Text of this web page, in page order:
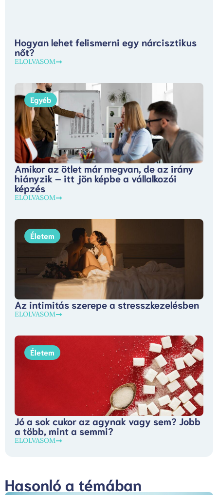
Hogyan lehet felismerni egy nárcisztikus
nőt?
ELOLVASOM
Egyéb
Amikor az ötlet már megvan, de az irány
hiányzik – itt jön képbe a vállalkozói
képzés
ELOLVASOM
Életem
Az intimitás szerepe a stresszkezelésben
ELOLVASOM
Életem
Jó a sok cukor az agynak vagy sem? Jobb
a több, mint a semmi?
ELOLVASOM
Hasonló a témában